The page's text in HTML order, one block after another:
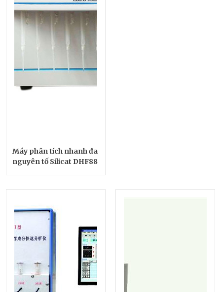
Máy phân tích nhanh đa
nguyên tố Silicat DHF88